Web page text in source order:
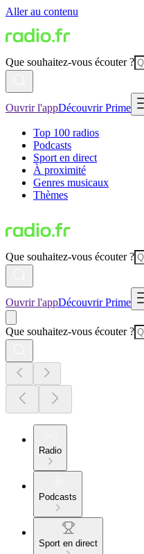
Aller au contenu
Que souhaitez-vous écouter ?
Ouvrir l'appDécouvrir Prime
Top 100 radios
Podcasts
Sport en direct
À proximité
Genres musicaux
Thèmes
Que souhaitez-vous écouter ?
Ouvrir l'appDécouvrir Prime
Que souhaitez-vous écouter ?
Radio
Podcasts
Sport en direct